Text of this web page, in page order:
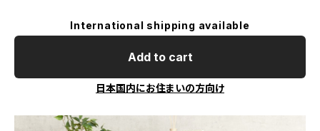
International shipping available
Add to cart
日本国内にお住まいの方向け